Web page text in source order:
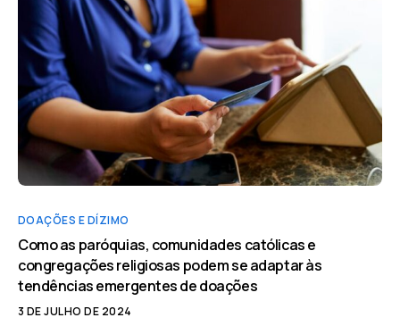
DOAÇÕES E DÍZIMO
Como as paróquias, comunidades católicas e
congregações religiosas podem se adaptar às
tendências emergentes de doações
3 DE JULHO DE 2024